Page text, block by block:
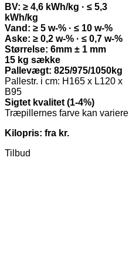
BV: ≥ 4,6 kWh/kg · ≤ 5,3
kWh/kg
Vand: ≥ 5 w-% · ≤ 10 w-%
Aske: ≥ 0,2 w-% · ≤ 0,7 w-%
Størrelse: 6mm ± 1 mm
15 kg sække
Pallevægt: 825/975/1050kg
Pallestr. i cm: H165 x L120 x
B95
Sigtet kvalitet (1-4%)
Træpillernes farve kan variere
Kilopris: fra kr.
Tilbud